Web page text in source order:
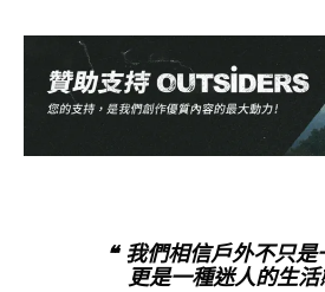
❝ 我們相信戶外不只是
更是一種迷人的生